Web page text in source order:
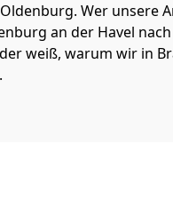
Wer unsere
an der Havel
weiß, warum wir in